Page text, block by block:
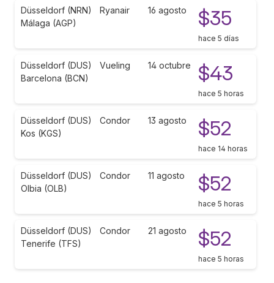
Düsseldorf (NRN)
Málaga (AGP)
Ryanair 16 agosto $35
hace 5 días
Düsseldorf (DUS)
Barcelona (BCN)
Vueling 14 octubre $43
hace 5 horas
Düsseldorf (DUS)
Kos (KGS)
Condor 13 agosto $52
hace 14 horas
Düsseldorf (DUS)
Olbia (OLB)
Condor 11 agosto $52
hace 5 horas
Düsseldorf (DUS)
Tenerife (TFS)
Condor 21 agosto $52
hace 5 horas